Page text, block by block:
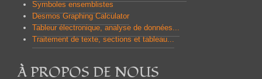
Symboles ensemblistes
Desmos Graphing Calculator
Tableur électronique, analyse de données...
Traitement de texte, sections et tableau...
À PROPOS DE NOUS